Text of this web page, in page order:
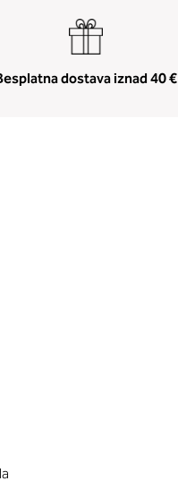
dostava iznad 40 €